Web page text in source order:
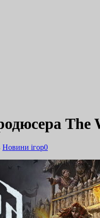
Новини ігор0